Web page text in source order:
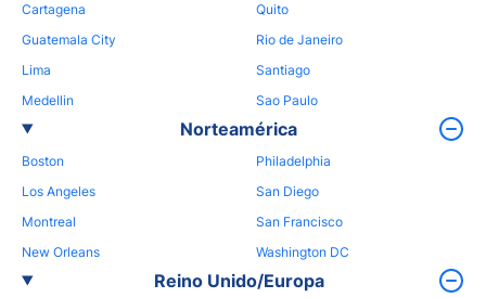
Cartagena
Guatemala City
Lima
Medellin
Quito
Rio de Janeiro
Santiago
Sao Paulo
Norteamérica
Boston
Los Angeles
Montreal
New Orleans
Philadelphia
San Diego
San Francisco
Washington DC
Reino Unido/Europa